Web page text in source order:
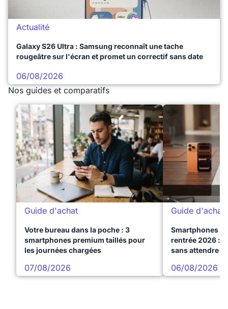
Actualité
Galaxy S26 Ultra : Samsung reconnaît une tache
rougeâtre sur l'écran et promet un correctif sans date
06/08/2026
Nos guides et comparatifs
Guide d'achat
Votre bureau dans la poche : 3
smartphones premium taillés pour
les journées chargées
07/08/2026
Guide d'achat
Smartphones
rentrée 2026 :
sans attendre
06/08/2026